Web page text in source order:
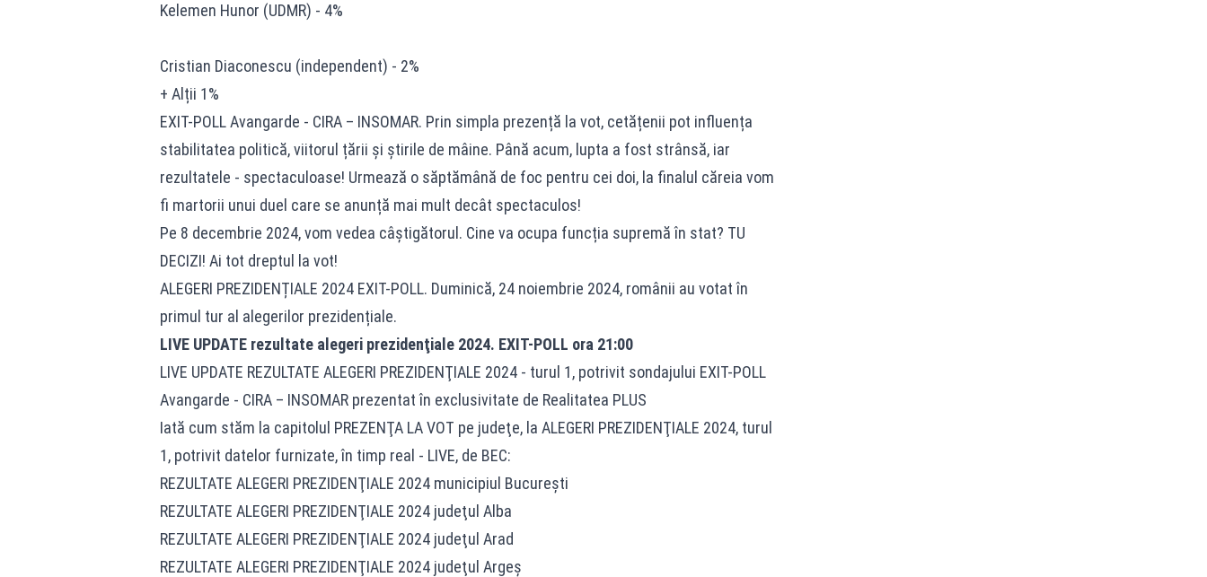
Kelemen Hunor (UDMR) - 4%
Cristian Diaconescu (independent) - 2%
+ Alții 1%
EXIT-POLL Avangarde - CIRA – INSOMAR. Prin simpla prezență la vot, cetățenii pot influența
stabilitatea politică, viitorul țării și știrile de mâine. Până acum, lupta a fost strânsă, iar
rezultatele - spectaculoase! Urmează o săptămână de foc pentru cei doi, la finalul căreia vom
fi martorii unui duel care se anunță mai mult decât spectaculos!
Pe 8 decembrie 2024, vom vedea câștigătorul. Cine va ocupa funcția supremă în stat? TU
DECIZI! Ai tot dreptul la vot!
ALEGERI PREZIDENȚIALE 2024 EXIT-POLL. Duminică, 24 noiembrie 2024, românii au votat în
primul tur al alegerilor prezidențiale.
LIVE UPDATE rezultate alegeri prezidenţiale 2024. EXIT-POLL ora 21:00
LIVE UPDATE REZULTATE ALEGERI PREZIDENŢIALE 2024 - turul 1, potrivit sondajului EXIT-POLL
Avangarde - CIRA – INSOMAR prezentat în exclusivitate de Realitatea PLUS
Iată cum stăm la capitolul PREZENŢA LA VOT pe judeţe, la ALEGERI PREZIDENŢIALE 2024, turul
1, potrivit datelor furnizate, în timp real - LIVE, de BEC:
REZULTATE ALEGERI PREZIDENŢIALE 2024 municipiul Bucureşti
REZULTATE ALEGERI PREZIDENŢIALE 2024 judeţul Alba
REZULTATE ALEGERI PREZIDENŢIALE 2024 judeţul Arad
REZULTATE ALEGERI PREZIDENŢIALE 2024 judeţul Argeş